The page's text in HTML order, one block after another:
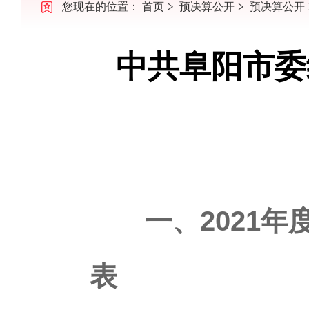
您现在的位置： 首页 预决算公开 预决算公开
中共阜阳市
一、2021年
表